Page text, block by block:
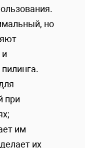
но
при
им
их